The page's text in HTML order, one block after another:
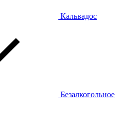
Кальвадос
Безалкогольное